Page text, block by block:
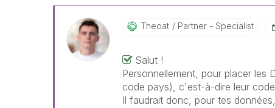
Theoat Partner - Specialist
Salut !
Personnellement, pour placer les
code pays), c'est-à-dire leur
Il faudrait donc, pour tes